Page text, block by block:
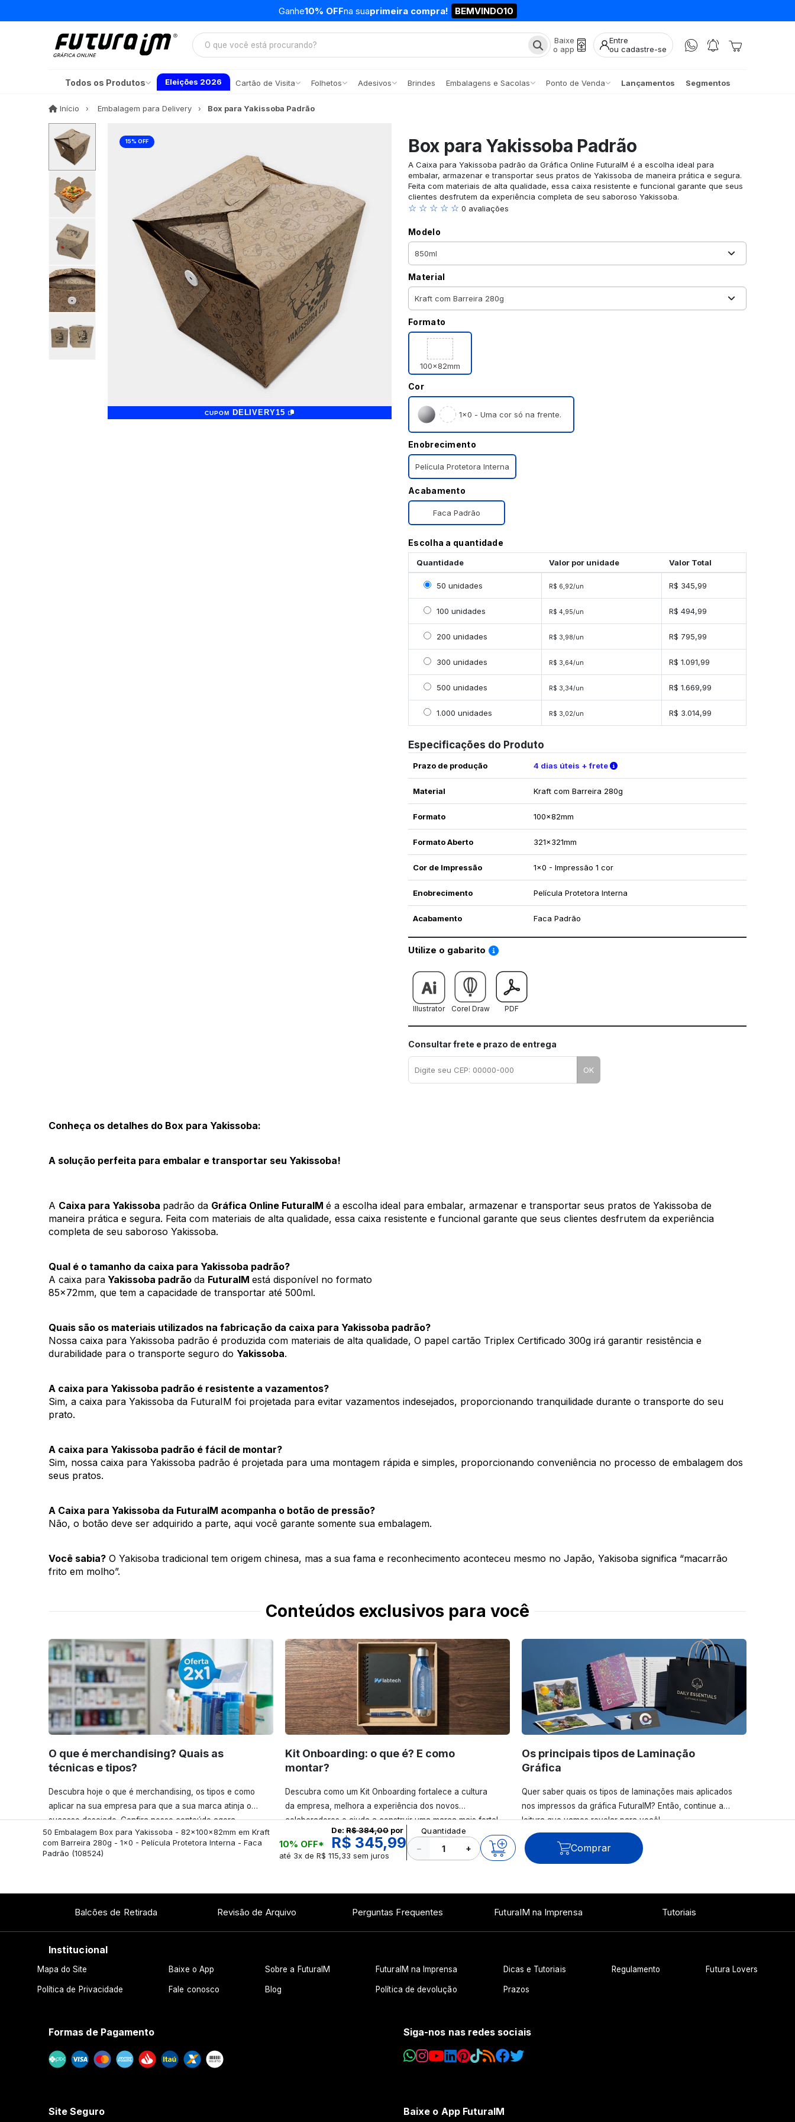
Ganhe10% OFFna suaprimeira compra! BEMVINDO10
Baixe
o app
Entre
ou cadastre-se
Todos os Produtos Eleições 2026 Cartão de Visita Folhetos Adesivos Brindes Embalagens e Sacolas Ponto de Venda Lançamentos Segmentos
Início InícioEmbalagem para Delivery Box para Yakissoba Padrão
15% OFF
CUPOM DELIVERY15
Box para Yakissoba Padrão
A Caixa para Yakissoba padrão da Gráfica Online FuturaIM é a escolha ideal para
embalar, armazenar e transportar seus pratos de Yakissoba de maneira prática e segura.
Feita com materiais de alta qualidade, essa caixa resistente e funcional garante que seus
clientes desfrutem da experiência completa de seu saboroso Yakissoba.
☆ ☆ ☆ ☆ ☆ 0 avaliações
Modelo
Material
Formato
100x82mm
Cor
1×0 - Uma cor só na frente.
Enobrecimento
Película Protetora Interna
Acabamento
Faca Padrão
Escolha a quantidade
Quantidade Valor por unidade Valor Total
Selecionar 50 unidades
50 unidades R$ 6,92/un R$ 345,99
Selecionar 100 unidades
100 unidades R$ 4,95/un R$ 494,99
Selecionar 200 unidades
200 unidades R$ 3,98/un R$ 795,99
Selecionar 300 unidades
300 unidades R$ 3,64/un R$ 1.091,99
Selecionar 500 unidades
500 unidades R$ 3,34/un R$ 1.669,99
Selecionar 1000 unidades
1.000 unidades R$ 3,02/un R$ 3.014,99
Especificações do Produto
Prazo de produção 4 dias úteis + frete Verifique as condições de entrega
Material Kraft com Barreira 280g
Formato 100x82mm
Formato Aberto 321x321mm
Cor de Impressão 1x0 - Impressão 1 cor
Enobrecimento Película Protetora Interna
Acabamento Faca Padrão
Utilize o gabarito Saiba como utilizar os nossos gabaritos
Illustrator Corel Draw PDF
Consultar frete e prazo de entrega
OK
Conheça os detalhes do Box para Yakissoba:
A solução perfeita para embalar e transportar seu Yakissoba!
A Caixa para Yakissoba padrão da Gráfica Online FuturaIM é a escolha ideal para embalar, armazenar e transportar seus pratos de Yakissoba de
maneira prática e segura. Feita com materiais de alta qualidade, essa caixa resistente e funcional garante que seus clientes desfrutem da experiência
completa de seu saboroso Yakissoba.
Qual é o tamanho da caixa para Yakissoba padrão?
A caixa para Yakissoba padrão da FuturaIM está disponível no formato
85x72mm, que tem a capacidade de transportar até 500ml.
Quais são os materiais utilizados na fabricação da caixa para Yakissoba padrão?
Nossa caixa para Yakissoba padrão é produzida com materiais de alta qualidade, O papel cartão Triplex Certificado 300g irá garantir resistência e
durabilidade para o transporte seguro do Yakissoba.
A caixa para Yakissoba padrão é resistente a vazamentos?
Sim, a caixa para Yakissoba da FuturaIM foi projetada para evitar vazamentos indesejados, proporcionando tranquilidade durante o transporte do seu
prato.
A caixa para Yakissoba padrão é fácil de montar?
Sim, nossa caixa para Yakissoba padrão é projetada para uma montagem rápida e simples, proporcionando conveniência no processo de embalagem dos
seus pratos.
A Caixa para Yakissoba da FuturaIM acompanha o botão de pressão?
Não, o botão deve ser adquirido a parte, aqui você garante somente sua embalagem.
Você sabia? O Yakisoba tradicional tem origem chinesa, mas a sua fama e reconhecimento aconteceu mesmo no Japão, Yakisoba significa “macarrão
frito em molho”.
Conteúdos exclusivos para você
O que é merchandising? Quais as
técnicas e tipos?
Descubra hoje o que é merchandising, os tipos e como
aplicar na sua empresa para que a sua marca atinja o
sucesso desejado. Confira nosso conteúdo agora
mesmo!
Kit Onboarding: o que é? E como
montar?
Descubra como um Kit Onboarding fortalece a cultura
da empresa, melhora a experiência dos novos
colaboradores e ajuda a construir uma marca mais forte!
Os principais tipos de Laminação
Gráfica
Quer saber quais os tipos de laminações mais aplicados
nos impressos da gráfica FuturaIM? Então, continue a
leitura que vamos revelar para você!
50 Embalagem Box para Yakissoba - 82x100x82mm em Kraft
com Barreira 280g - 1x0 - Película Protetora Interna - Faca
Padrão (108524)
10% OFF*
De: R$ 384,00 por
R$ 345,99
até 3x de R$ 115,33 sem juros
Quantidade
− + Comprar
Balcões de Retirada Revisão de Arquivo Perguntas Frequentes FuturaIM na Imprensa Tutoriais
Institucional
Mapa do Site Baixe o App Sobre a FuturaIM FuturaIM na Imprensa Dicas e Tutoriais Regulamento Futura Lovers
Política de Privacidade Fale conosco Blog Política de devolução Prazos
Formas de Pagamento Siga-nos nas redes sociais
Site Seguro Baixe o App FuturaIM